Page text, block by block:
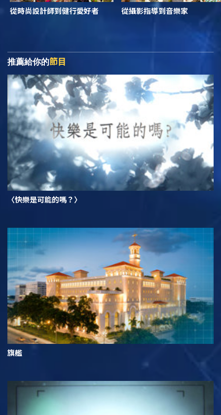
從時尚設計師到健行愛好者 從攝影指導到音樂家
推薦給你的節目
〈快樂是可能的嗎？〉
旗艦